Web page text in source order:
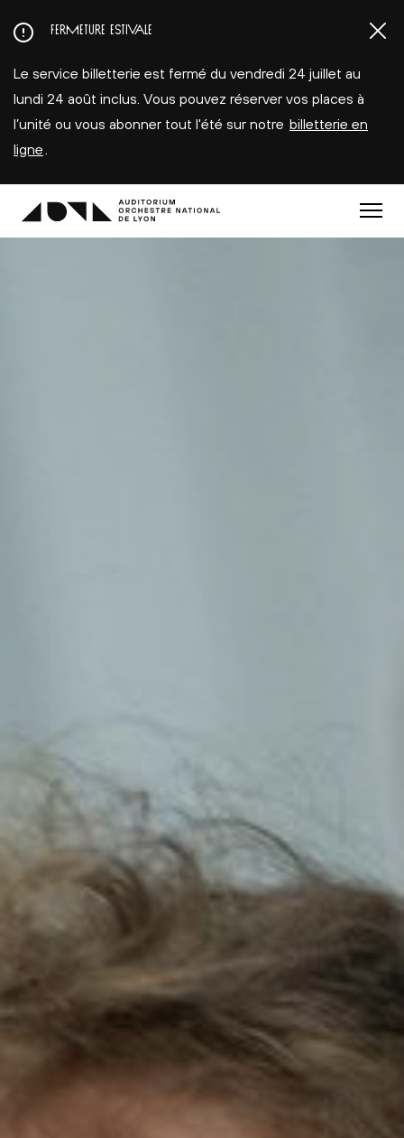
au
principal
FERMETURE ESTIVALE
Le service billetterie est fermé du vendredi 24 juillet au
lundi 24 août inclus. Vous pouvez réserver vos places à
l’unité ou vous abonner tout l'été sur notre billetterie en
ligne
Menu